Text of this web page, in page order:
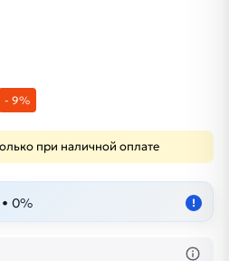
- 9%
при наличной оплате
0% !